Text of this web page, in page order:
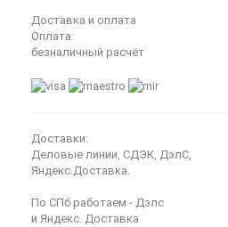
Доставка и оплата
Оплата:
безналичный расчёт
Доставки:
Деловые линии, СДЭК, ДэлС,
Яндекс.Доставка.
По СПб работаем - Дэлс
и Яндекс. Доставка